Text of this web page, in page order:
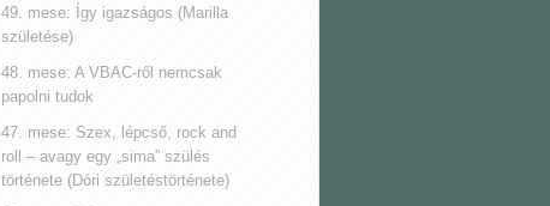
49. mese: Így igazságos (Marilla
születése)
48. mese: A VBAC-ről nemcsak
papolni tudok
47. mese: Szex, lépcső, rock and
roll ‒ avagy egy „sima” szülés
története (Dóri születéstörténete)